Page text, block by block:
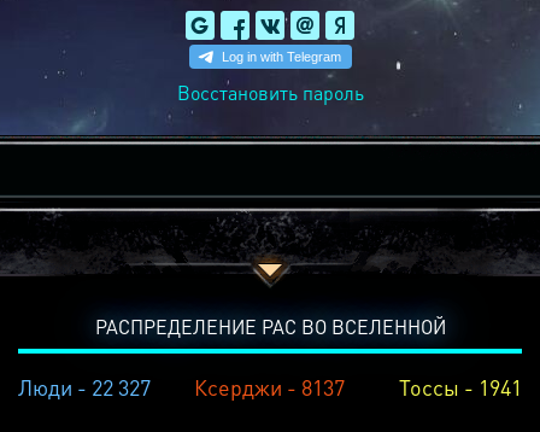
Восстановить пароль
РАСПРЕДЕЛЕНИЕ РАС ВО ВСЕЛЕННОЙ
Люди - 22 327 Ксерджи - 8137 Тоссы - 1941